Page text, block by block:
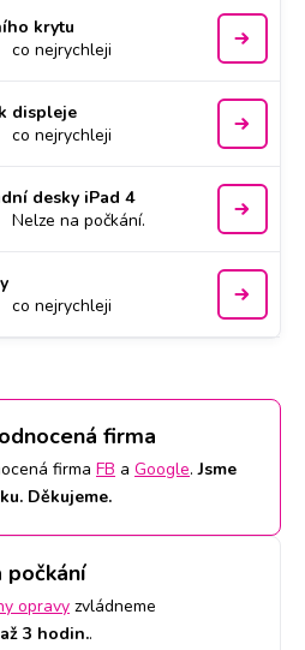
krytu
co nejrychleji
displeje
co nejrychleji
desky iPad 4
Nelze na počkání.
co nejrychleji
firma
firma FB a Google.Jsme
Děkujeme.
počkání
opravy zvládneme
3 hodin..